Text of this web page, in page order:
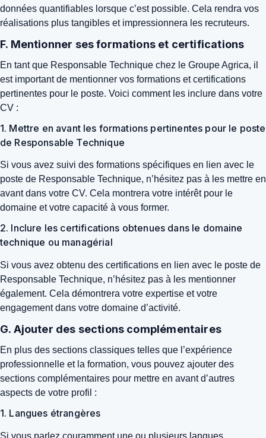
données quantifiables lorsque c’est possible. Cela rendra vos
réalisations plus tangibles et impressionnera les recruteurs.
F. Mentionner ses formations et certifications
En tant que Responsable Technique chez le Groupe Agrica, il
est important de mentionner vos formations et certifications
pertinentes pour le poste. Voici comment les inclure dans votre
CV :
1. Mettre en avant les formations pertinentes pour le poste
de Responsable Technique
Si vous avez suivi des formations spécifiques en lien avec le
poste de Responsable Technique, n’hésitez pas à les mettre en
avant dans votre CV. Cela montrera votre intérêt pour le
domaine et votre capacité à vous former.
2. Inclure les certifications obtenues dans le domaine
technique ou managérial
Si vous avez obtenu des certifications en lien avec le poste de
Responsable Technique, n’hésitez pas à les mentionner
également. Cela démontrera votre expertise et votre
engagement dans votre domaine d’activité.
G. Ajouter des sections complémentaires
En plus des sections classiques telles que l’expérience
professionnelle et la formation, vous pouvez ajouter des
sections complémentaires pour mettre en avant d’autres
aspects de votre profil :
1. Langues étrangères
Si vous parlez couramment une ou plusieurs langues